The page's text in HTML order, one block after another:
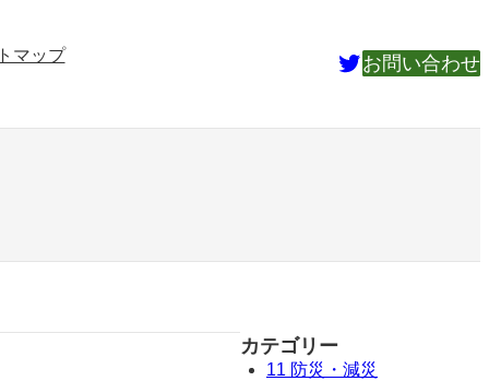
マップ Twitter お問い合わせ
カテゴリー
11 防災・減災